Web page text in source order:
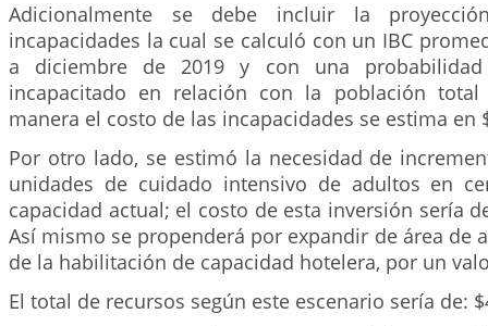
Adicionalmente se debe incluir la
incapacidades la cual se calculó con un IBC
a diciembre de 2019 y con una
incapacitado en relación con la población
manera el costo de las incapacidades se estima en
Por otro lado, se estimó la necesidad de
unidades de cuidado intensivo de adultos en
capacidad actual; el costo de esta inversión sería
Así mismo se propenderá por expandir de área de
de la habilitación de capacidad hotelera, por un
El total de recursos según este escenario sería de: